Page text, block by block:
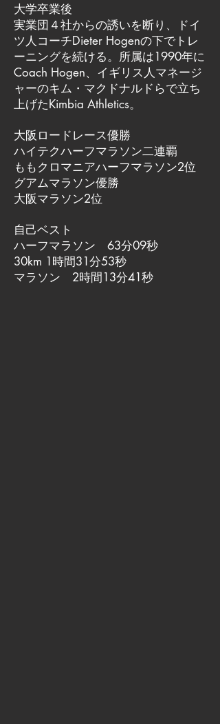
大学卒業後
実業団４社からの誘いを断り、ドイ
ツ人コーチDieter Hogenの下でトレ
ーニングを続ける。所属は1990年に
Coach Hogen、イギリス人マネージ
ャーのキム・マクドナルドらで立ち
上げたKimbia Athletics。
大阪ロードレース優勝
ハイテクハーフマラソン二連覇
ももクロマニアハーフマラソン2位
グアムマラソン優勝
大阪マラソン2位
自己ベスト
ハーフマラソン 63分09秒
30km 1時間31分53秒
マラソン 2時間13分41秒